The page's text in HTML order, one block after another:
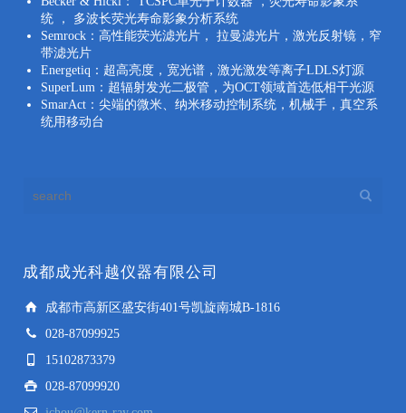
统 ， 多波长荧光寿命影象分析系统
Semrock：高性能荧光滤光片， 拉曼滤光片，激光反射镜，窄
带滤光片
Energetiq：超高亮度，宽光谱，激光激发等离子LDLS灯源
SuperLum：超辐射发光二极管，为OCT领域首选低相干光源
SmarAct：尖端的微米、纳米移动控制系统，机械手，真空系
统用移动台
成都成光科越仪器有限公司
成都市高新区盛安街401号凯旋南城B-1816
028-87099925
15102873379
028-87099920